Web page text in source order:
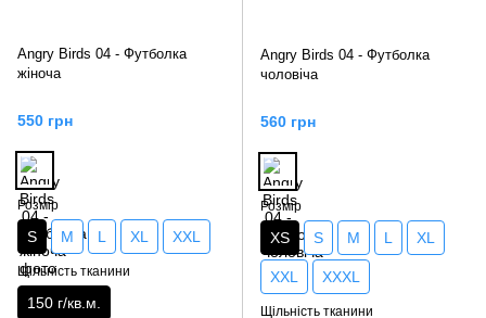
Angry Birds 04 - Футболка
жіноча
550 грн
Розмір
S M L XL XXL
Щільність тканини
150 г/кв.м.
Angry Birds 04 - Футболка
чоловіча
560 грн
Розмір
XS S M L XL
XXL XXXL
Щільність тканини